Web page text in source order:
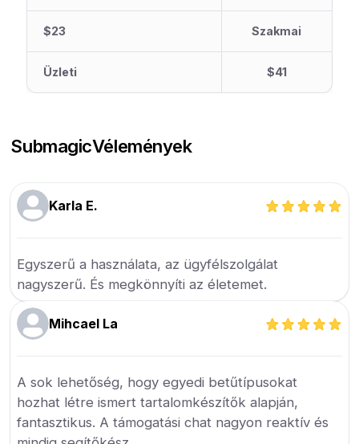
$23 Szakmai
Üzleti $41
SubmagicVélemények
Karla E.
Egyszerű a használata, az ügyfélszolgálat
nagyszerű. És megkönnyíti az életemet.
Mihcael La
A sok lehetőség, hogy egyedi betűtípusokat
hozhat létre ismert tartalomkészítők alapján,
fantasztikus. A támogatási chat nagyon reaktív és